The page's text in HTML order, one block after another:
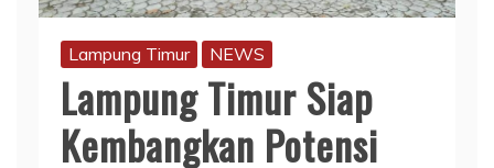
Lampung Timur NEWS
Lampung Timur Siap
Kembangkan Potensi